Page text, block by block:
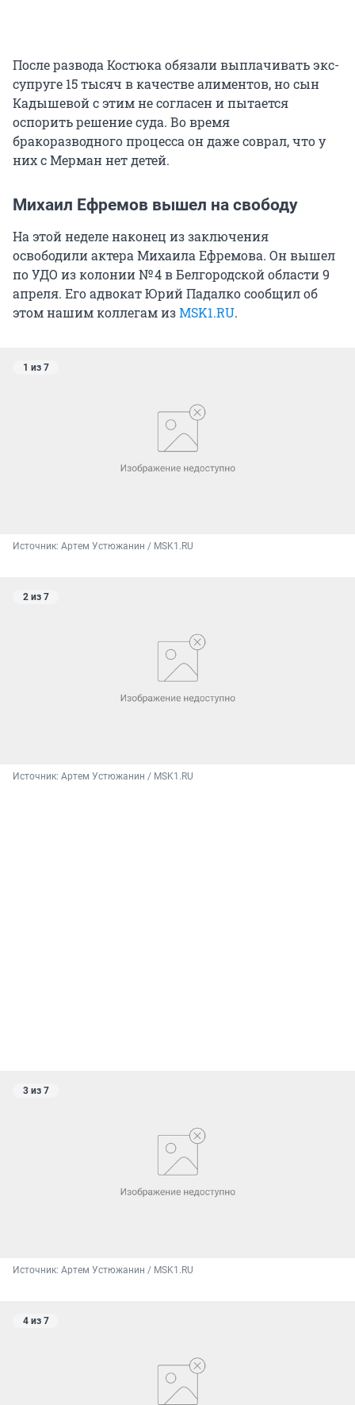
После развода Костюка обязали выплачивать экс-
супруге 15 тысяч в качестве алиментов, но сын
Кадышевой с этим не согласен и пытается
оспорить решение суда. Во время
бракоразводного процесса он даже соврал, что у
них с Мерман нет детей.
Михаил Ефремов вышел на свободу
На этой неделе наконец из заключения
освободили актера Михаила Ефремова. Он вышел
по УДО из колонии № 4 в Белгородской области 9
апреля. Его адвокат Юрий Падалко сообщил об
этом нашим коллегам изMSK1.RU.
1 из 7
Источник: Артем Устюжанин / MSK1.RU
2 из 7
Источник: Артем Устюжанин / MSK1.RU
3 из 7
Источник: Артем Устюжанин / MSK1.RU
4 из 7